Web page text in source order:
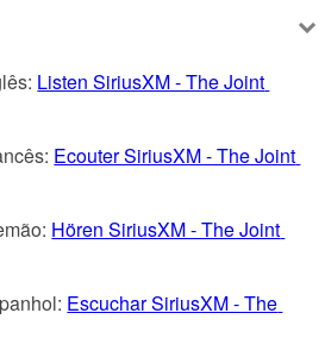
Listen SiriusXM - The Joint
Ecouter SiriusXM - The Joint
Hören SiriusXM - The Joint
Escuchar SiriusXM - The